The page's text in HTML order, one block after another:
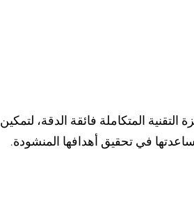
المتكاملة فائقة الدقة، لتمكين
في تحقيق أهدافها المنشودة.​